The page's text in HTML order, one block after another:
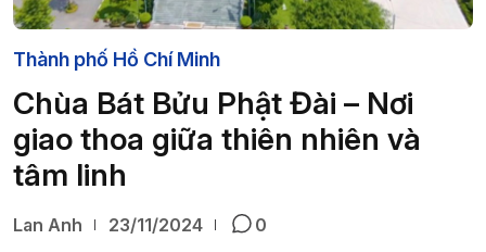
Thành phố Hồ Chí Minh
Chùa Bát Bửu Phật Đài – Nơi
giao thoa giữa thiên nhiên và
tâm linh
Lan Anh 23/11/2024 0